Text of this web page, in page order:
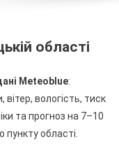
області
Meteoblue:
вологість, тиск
та прогноз на 7–10
пункту області.